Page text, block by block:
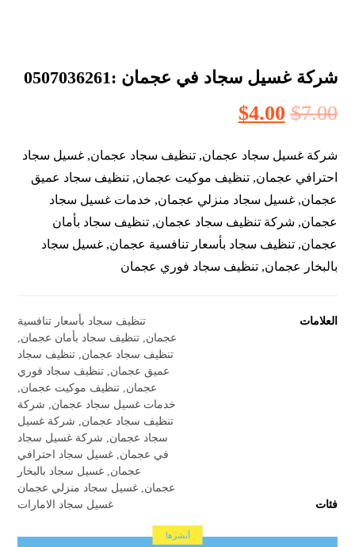
شركة غسيل سجاد في عجمان :0507036261
$7.00
$4.00
شركة غسيل سجاد عجمان, تنظيف سجاد عجمان, غسيل سجاد
احترافي عجمان, تنظيف موكيت عجمان, تنظيف سجاد عميق
عجمان, غسيل سجاد منزلي عجمان, خدمات غسيل سجاد
عجمان, شركة تنظيف سجاد عجمان, تنظيف سجاد بأمان
عجمان, تنظيف سجاد بأسعار تنافسية عجمان, غسيل سجاد
بالبخار عجمان, تنظيف سجاد فوري عجمان
العلامات
تنظيف سجاد بأسعار تنافسية
عجمان, تنظيف سجاد بأمان عجمان,
تنظيف سجاد عجمان, تنظيف سجاد
عميق عجمان, تنظيف سجاد فوري
عجمان, تنظيف موكيت عجمان,
خدمات غسيل سجاد عجمان, شركة
تنظيف سجاد عجمان, شركة غسيل
سجاد عجمان, شركة غسيل سجاد
في عجمان, غسيل سجاد احترافي
عجمان, غسيل سجاد بالبخار
عجمان, غسيل سجاد منزلي عجمان
فئات
غسيل سجاد الامارات